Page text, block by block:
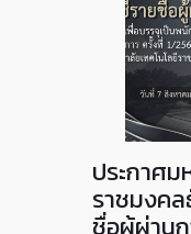
ประกาศม
ราชมงค